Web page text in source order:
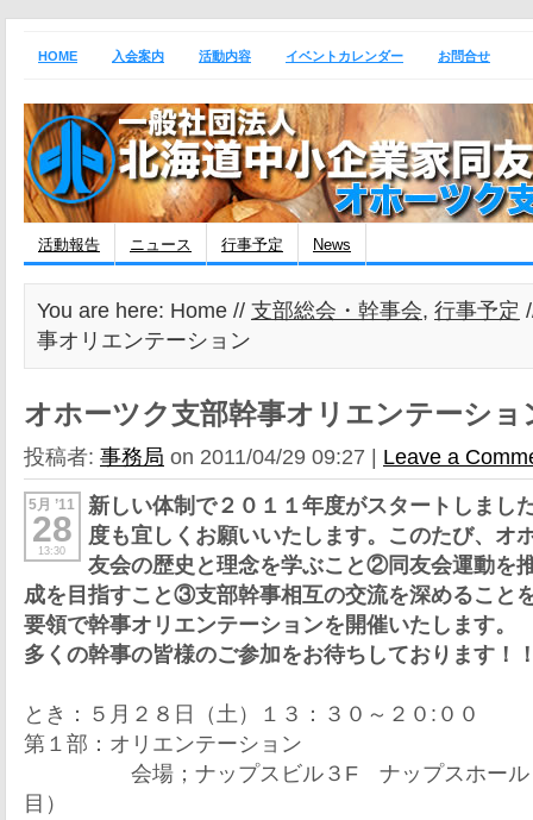
HOME 入会案内 活動内容 イベントカレンダー お問合せ
活動報告 ニュース 行事予定 News
You are here: Home // 支部総会・幹事会, 行事予定
事オリエンテーション
オホーツク支部幹事オリエンテーショ
投稿者: 事務局 on 2011/04/29 09:27 | Leave a
5月 ’11
28
13:30
新しい体制で２０１１年度がスタートしまし
度も宜しくお願いいたします。このたび、オ
友会の歴史と理念を学ぶこと②同友会運動を
成を目指すこと③支部幹事相互の交流を深めること
要領で幹事オリエンテーションを開催いたします。
多くの幹事の皆様のご参加をお待ちしております！
とき：５月２８日（土）１３：３０～２０:００
第１部：オリエンテーション
会場；ナップスビル３F ナップスホール（
目）